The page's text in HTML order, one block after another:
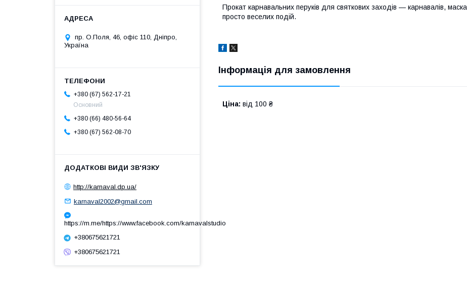
Прокат карнавальних перуків для святкових заходів — карнавалів,
просто веселих подій.
Інформація для замовлення
Ціна: від 100 ₴
пр. О.Поля, 46, офіс 110, Дніпро,
Україна
+380 (67) 562-17-21
Основний
+380 (66) 480-56-64
+380 (67) 562-08-70
http://karnaval.dp.ua/
karnaval2002@gmail.com
https://m.me/https://www.facebook.com/karnavalstudio
+380675621721
+380675621721